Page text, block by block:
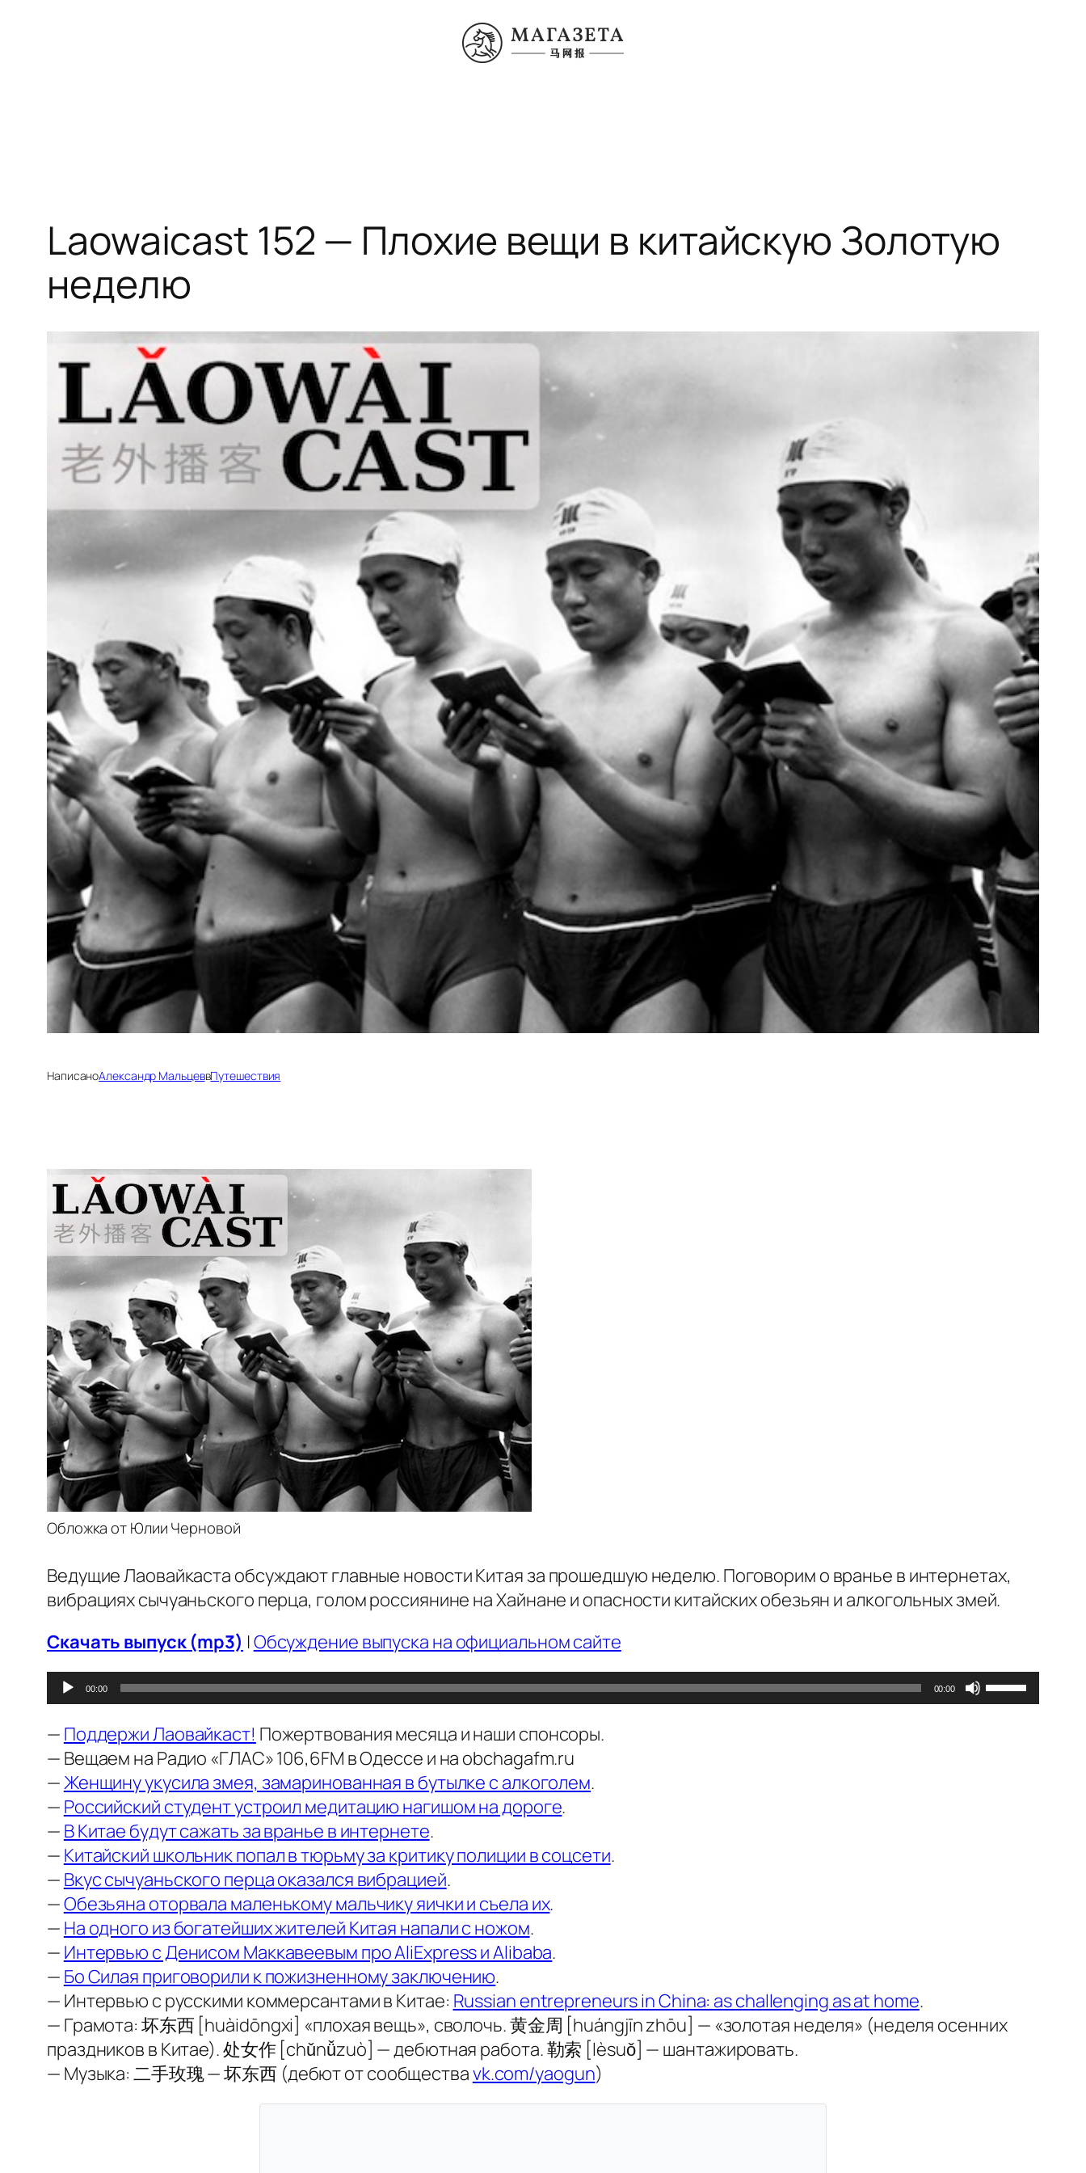
Laowaicast 152 — Плохие вещи в китайскую Золотую
неделю
НаписаноАлександр МальцеввПутешествия
Обложка от Юлии Черновой
Ведущие Лаовайкаста обсуждают главные новости Китая за прошедшую неделю. Поговорим о вранье в интернетах,
вибрациях сычуаньского перца, голом россиянине на Хайнане и опасности китайских обезьян и алкогольных змей.
Скачать выпуск (mp3) |Обсуждение выпуска на официальном сайте
Аудиоплеер
00:00 00:00
клавиши
— Поддержи Лаовайкаст! Пожертвования месяца и наши спонсоры.
— Вещаем на Радио «ГЛАС» 106,6FM в Одессе и на obchagafm.ru
—Женщину укусила змея, замаринованная в бутылке с алкоголем.
— Российский студент устроил медитацию нагишом на дороге.
— В Китае будут сажать за вранье в интернете.
— Китайский школьник попал в тюрьму за критику полиции в соцсети.
— Вкус сычуаньского перца оказался вибрацией.
—Обезьяна оторвала маленькому мальчику яички и съела их.
— На одного из богатейших жителей Китая напали с ножом.
— Интервью с Денисом Маккавеевым про AliExpress и Alibaba.
— Бо Силая приговорили к пожизненному заключению.
— Интервью с русскими коммерсантами в Китае: Russian entrepreneurs in China: as challenging as at home.
— Грамота: 坏东西 [huàidōngxi] «плохая вещь», сволочь. 黄金周 [huángjīn zhōu] — «золотая неделя» (неделя осенних
праздников в Китае). 处女作 [chǔnǚzuò] — дебютная работа. 勒索 [lèsuǒ] — шантажировать.
— Музыка: 二手玫瑰 — 坏东西 (дебют от сообществаvk.com/yaogun)